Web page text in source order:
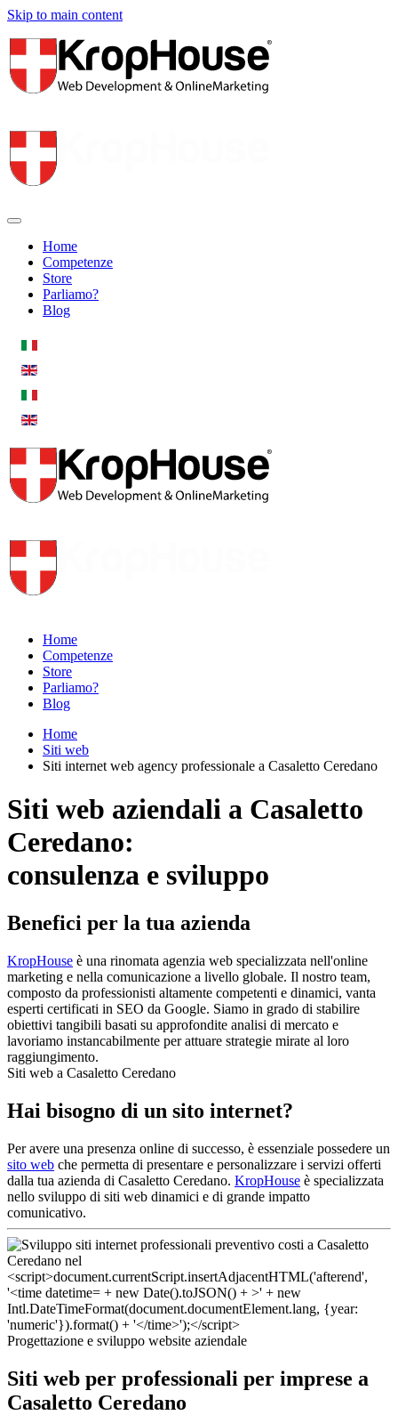
Skip to main content
Home
Competenze
Store
Parliamo?
Blog
Home
Competenze
Store
Parliamo?
Blog
Home
Siti web
Siti internet web agency professionale a Casaletto Ceredano
Siti web aziendali a Casaletto
Ceredano:
consulenza e sviluppo
Benefici per la tua azienda
KropHouse è una rinomata agenzia web specializzata nell'online
marketing e nella comunicazione a livello globale. Il nostro team,
composto da professionisti altamente competenti e dinamici, vanta
esperti certificati in SEO da Google. Siamo in grado di stabilire
obiettivi tangibili basati su approfondite analisi di mercato e
lavoriamo instancabilmente per attuare strategie mirate al loro
raggiungimento.
Siti web a Casaletto Ceredano
Hai bisogno di un sito internet?
Per avere una presenza online di successo, è essenziale possedere un
sito web che permetta di presentare e personalizzare i servizi offerti
dalla tua azienda di Casaletto Ceredano. KropHouse è specializzata
nello sviluppo di siti web dinamici e di grande impatto
comunicativo.
Progettazione e sviluppo website aziendale
Siti web per professionali per imprese a
Casaletto Ceredano